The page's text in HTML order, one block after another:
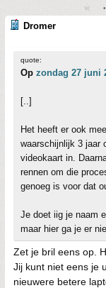
Dromer
quote:
Op zondag 27 juni
[..]
Het heeft er ook
waarschijnlijk 3 jaar
videokaart in.
rennen om die
genoeg is voor dat
Je doet iig je naam
maar hier ga je er
Zet je bril eens op.
Jij kunt niet eens je
nieuwere betere